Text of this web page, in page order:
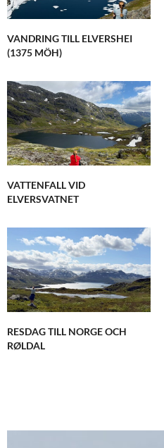
VANDRING TILL ELVERSHEI
(1375 MÖH)
VATTENFALL VID
ELVERSVATNET
RESDAG TILL NORGE OCH
RØLDAL